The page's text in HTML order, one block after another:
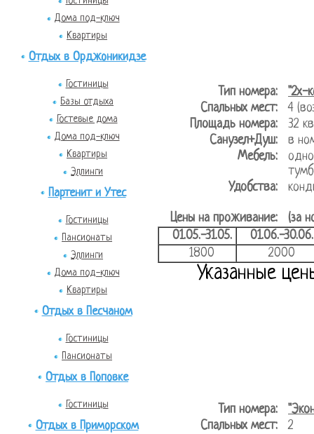
Дома под-ключ
Квартиры
Отдых в Орджоникидзе
Гостиницы
Базы отдыха
Гостевые дома
Дома под-ключ
Квартиры
Эллинги
Партенит и Утес
Гостиницы
Пансионаты
Эллинги
Дома под-ключ
Квартиры
Отдых в Песчаном
Гостиницы
Пансионаты
Отдых в Поповке
Гостиницы
Отдых в Приморском
Тип номера:
"2х-
Спальных мест:
4
Площадь номера:
32
Санузел+Душ:
в
Мебель:
Удобства:
Цены на проживание:
(за
01.05.-31.05.
01.06.-30.06.
1800
2000
Указанные
Тип номера:
Спальных мест:
2